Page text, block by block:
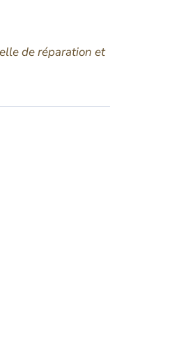
de réparation et